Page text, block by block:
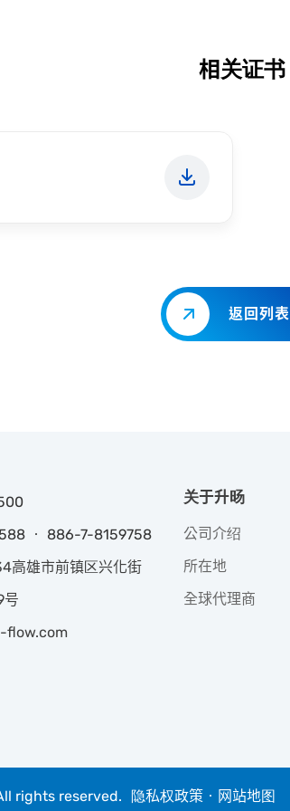
相关证书
返回列表
‧ 886-7-8159758
高雄市前镇区兴化街
号
flow.com
关于升旸
公司介绍
所在地
全球代理商
rights reserved. 隐私权政策 ‧ 网站地图